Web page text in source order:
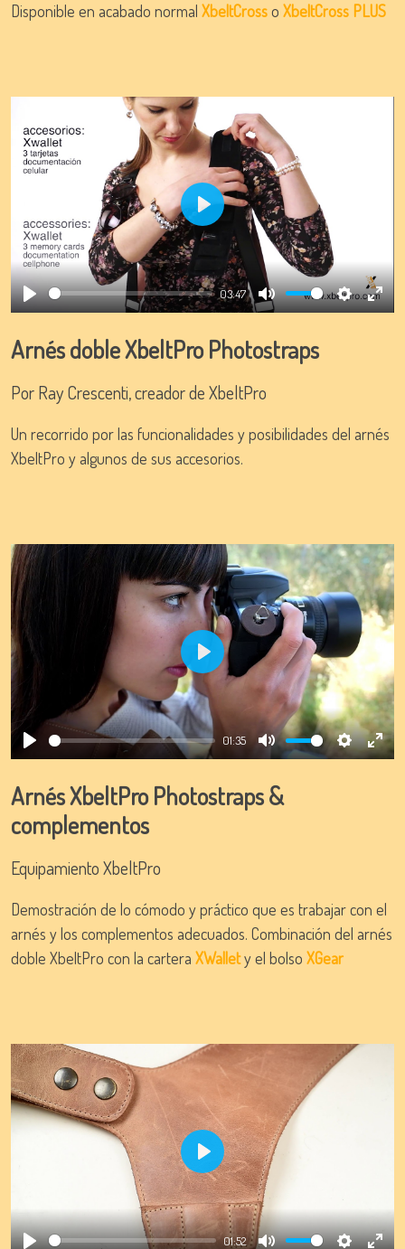
Disponible en acabado normal XbeltCrosso XbeltCross PLUS
Play
03:47
Mute Settings
Play
Arnés doble XbeltPro Photostraps
Por Ray Crescenti, creador de XbeltPro
Un recorrido por las funcionalidades y posibilidades del arnés
XbeltPro y algunos de sus accesorios.
Play
01:35
Mute Settings
Play
Arnés XbeltPro Photostraps &
complementos
Equipamiento XbeltPro
Demostración de lo cómodo y práctico que es trabajar con el
arnés y los complementos adecuados. Combinación del arnés
doble XbeltPro con la cartera XWalletyel bolso XGear
01:52
Play